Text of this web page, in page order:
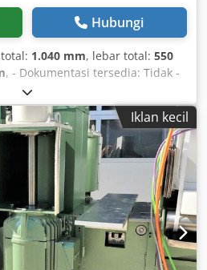
Hubungi
1.040 mm, lebar total: 550
, - Dokumentasi tersedia: Tidak -
pengiriman: 1040mm x
- Paket pengiriman [unit]: 1
Rgxsfx Al Ssrf PPN: Harga
PPN PPN/pajak diferensial:
pengusaha Pengiriman dan
kapan saja untuk semua
Rossum
Iklan kecil